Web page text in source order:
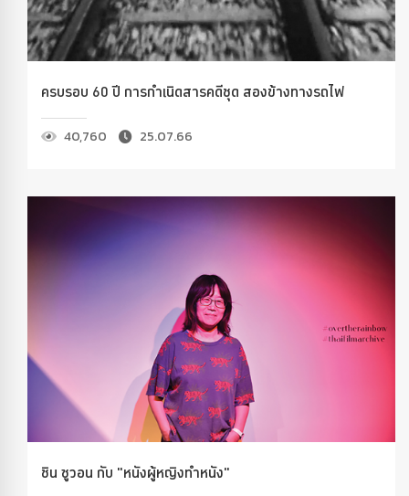
ครบรอบ 60 ปี การกำเนิดสารคดีชุด สองข้างทางรถไฟ
40,760 25.07.66
ชิน ซูวอน กับ "หนังผู้หญิงทำหนัง"